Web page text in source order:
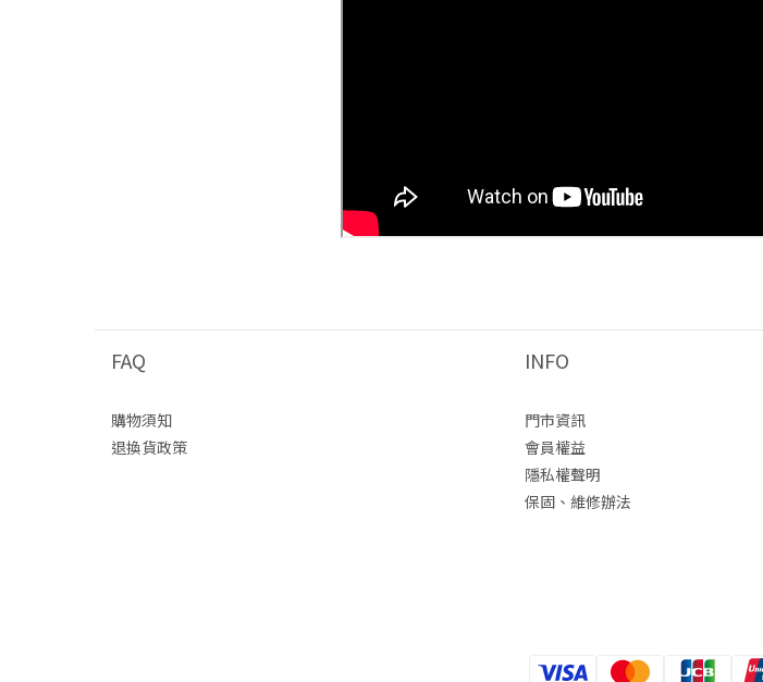
FAQ
購物須知
退換貨政策
INFO
門市資訊
會員權益
隱私權聲明
保固、維修辦法